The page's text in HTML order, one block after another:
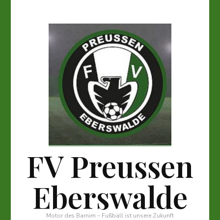
FV Preussen
Eberswalde
Motor des Barnim – Fußball ist unsere Zukunft